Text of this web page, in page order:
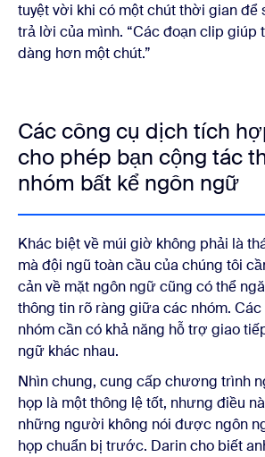
tuyệt vời khi có một chút thời gian để
trả lời của mình. “Các đoạn clip giúp
dàng hơn một chút.”
Các công cụ dịch tích
cho phép bạn cộng tác
nhóm bất kể ngôn ngữ
Khác biệt về múi giờ không phải là
mà đội ngũ toàn cầu của chúng tôi
cản về mặt ngôn ngữ cũng có thể
thông tin rõ ràng giữa các nhóm.
nhóm cần có khả năng hỗ trợ giao
ngữ khác nhau.
Nhìn chung, cung cấp chương trình
họp là một thông lệ tốt, nhưng điều
những người không nói được ngôn
họp chuẩn bị trước. Darin cho biết